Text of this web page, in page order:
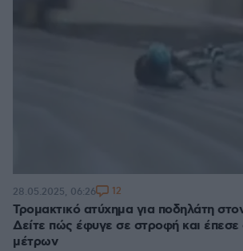
Τρομακτικό ατύχημα για ποδηλάτη
Δείτε πώς έφυγε σε στροφή και έπεσε
μέτρων
28.05.2025, 06:26 12